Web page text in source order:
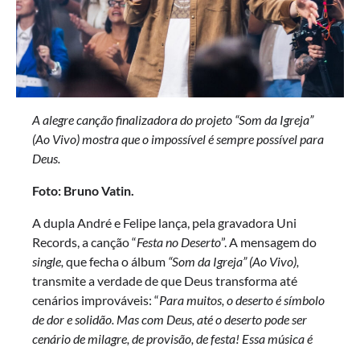
A alegre canção finalizadora do projeto “Som da Igreja”
(Ao Vivo) mostra que o impossível é sempre possível para
Deus.
Foto: Bruno Vatin.
A dupla André e Felipe lança, pela gravadora Uni
Records, a canção “Festa no Deserto”. A mensagem do
single,que fecha o álbum “Som da Igreja” (Ao Vivo),
transmite a verdade de que Deus transforma até
cenários improváveis: “Para muitos, o deserto é símbolo
de dor e solidão. Mas com Deus, até o deserto pode ser
cenário de milagre, de provisão, de festa! Essa música é